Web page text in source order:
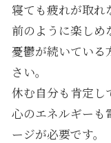
寝ても疲れが取
前のように楽しめ
憂鬱が続いてい
さい。
休む自分も肯定し
心のエネルギーも
ージが必要です。